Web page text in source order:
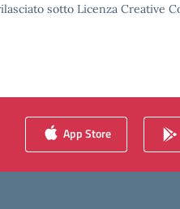
sotto Licenza Creative
App Store